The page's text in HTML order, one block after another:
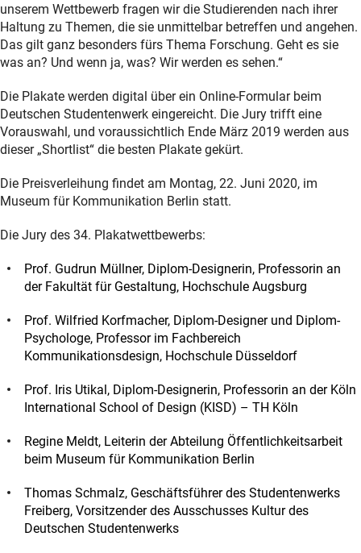
unserem Wettbewerb fragen wir die Studierenden nach ihrer
Haltung zu Themen, die sie unmittelbar betreffen und angehen.
Das gilt ganz besonders fürs Thema Forschung. Geht es sie
was an? Und wenn ja, was? Wir werden es sehen.“
Die Plakate werden digital über ein Online-Formular beim
Deutschen Studentenwerk eingereicht. Die Jury trifft eine
Vorauswahl, und voraussichtlich Ende März 2019 werden aus
dieser „Shortlist“ die besten Plakate gekürt.
Die Preisverleihung findet am Montag, 22. Juni 2020, im
Museum für Kommunikation Berlin statt.
Die Jury des 34. Plakatwettbewerbs:
Prof. Gudrun Müllner, Diplom-Designerin, Professorin an
der Fakultät für Gestaltung, Hochschule Augsburg
Prof. Wilfried Korfmacher, Diplom-Designer und Diplom-
Psychologe, Professor im Fachbereich
Kommunikationsdesign, Hochschule Düsseldorf
Prof. Iris Utikal, Diplom-Designerin, Professorin an der Köln
International School of Design (KISD) – TH Köln
Regine Meldt, Leiterin der Abteilung Öffentlichkeitsarbeit
beim Museum für Kommunikation Berlin
Thomas Schmalz, Geschäftsführer des Studentenwerks
Freiberg, Vorsitzender des Ausschusses Kultur des
Deutschen Studentenwerks